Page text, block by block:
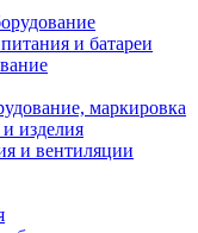
и батареи
маркировка
изделия
и вентиляции